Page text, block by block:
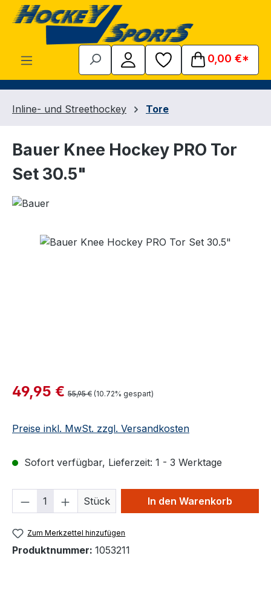
Zum Hauptinhalt springen
0,00 €*
Inline- und Streethockey Tore
Bauer Knee Hockey PRO Tor
Set 30.5"
Bildergalerie überspringen
Verkaufspreis:
49,95 € Regulärer Preis:
55,95 € (10.72% gespart)
Preise inkl. MwSt. zzgl. Versandkosten
Sofort verfügbar, Lieferzeit: 1 - 3 Werktage
Produkt Anzahl: Gib den
Stück In den Warenkorb
Zum Merkzettel hinzufügen
Produktnummer: 1053211